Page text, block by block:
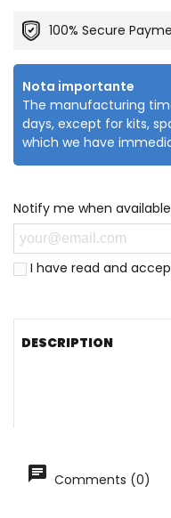
100% Secure
Nota importante
The manufacturing
days, except for kits,
which we have
Notify me when available
I have read and
DESCRIPTION
Comments (0)